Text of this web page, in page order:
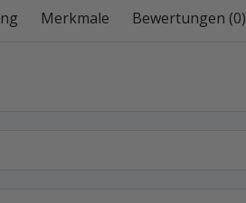
Merkmale Bewertungen (0)